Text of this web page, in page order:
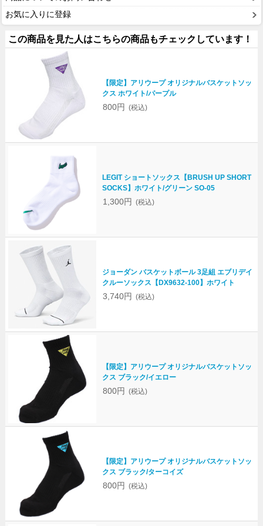
お気に入りに登録
この商品を見た人はこちらの商品もチェックしています！
【限定】アリウープ オリジナルバスケットソッ
クス ホワイト/パープル
800円 (税込)
LEGIT ショートソックス【BRUSH UP SHORT
SOCKS】ホワイト/グリーン SO-05
1,300円 (税込)
ジョーダン バスケットボール 3足組 エブリデイ
クルーソックス【DX9632-100】ホワイト
3,740円 (税込)
【限定】アリウープ オリジナルバスケットソッ
クス ブラック/イエロー
800円 (税込)
【限定】アリウープ オリジナルバスケットソッ
クス ブラック/ターコイズ
800円 (税込)